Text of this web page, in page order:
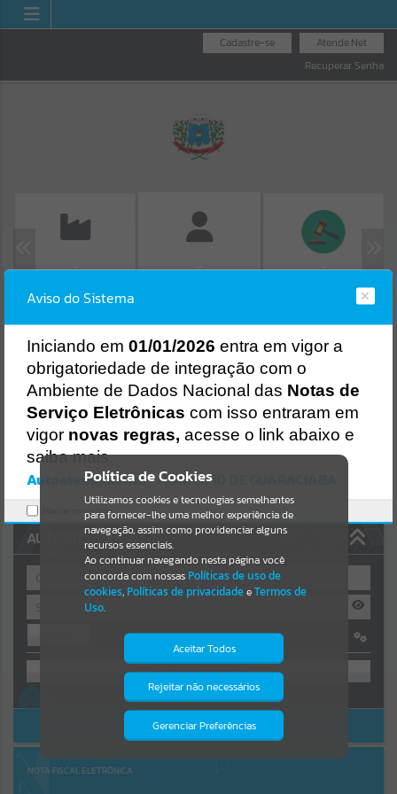
Atende.Net
Cadastre-se
Recuperar Senha
ISS/ALVARÁ
Resultados para""
Portais
Por favor, aguarde...
NOTÍCIAS
Por favor, aguarde...
Por favor, aguarde...
AUTOATENDIMENTO
OU
Cadastre-se|Recuperar Senha
ACESSAR SEM LOGIN
NOTA FISCAL ELETRÔNICA
Política de Cookies
Utilizamos cookies e tecnologias semelhantes
para fornecer-lhe uma melhor experiência de
navegação, assim como providenciar alguns
recursos essenciais.
Ao continuar navegando nesta página você
concorda com nossas Políticas de uso de
cookies, Políticas de privacidadeeTermos de
Uso.
Aceitar Todos
Rejeitar não necessários
Gerenciar Preferências
Isto significa que diversos recursos
providenciados poderão não estar
Aviso do Sistema
Iniciando em 01/01/2026 entra em vigor a
obrigatoriedade de integração com o
Ambiente de Dados Nacional das Notas de
Serviço Eletrônicas com isso entraram em
vigor novas regras, acesse o link abaixo e
saiba mais.
Autoatendimento - MUNICIPIO DE GUARACIABA
Marcar como lido.
Erro
Gerenciamento do Sistema
CÓDIGO DA MENSAGEM:
Ocorreu um erro de script:
Uncaught SyntaxError: Unexpected token '('
https://guaraciaba.atende.net/cidadao/pagina/static/bundle/wpo_in
dex_2_base_l2_portal_editores_sync_d9fb77cfd5741fafc9972edc7a6
41fea.js?v=83d4f602:47
Verificar Mais Detalhes